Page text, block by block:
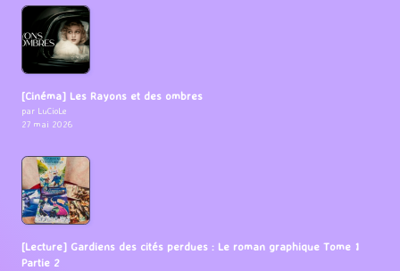
[Cinéma] Les Rayons et des ombres
par LuCioLe
27 mai 2026
[Lecture] Gardiens des cités perdues : Le roman graphique Tome 1
Partie 2